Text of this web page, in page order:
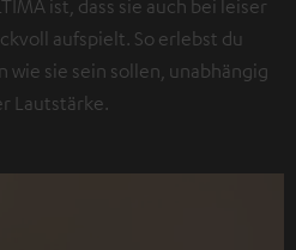
ist, dass sie auch bei leiser
aufspielt. So erlebst du
wie sie sein sollen, unabhängig
Lautstärke.